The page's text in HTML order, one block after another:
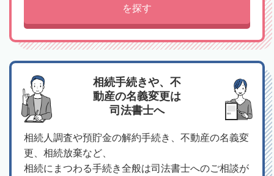
を探す
相続手続きや、不
動産の名義変更は
司法書士へ
相続人調査や預貯金の解約手続き、不動産の名義変
更、相続放棄など、
相続にまつわる手続き全般は司法書士へのご相談が